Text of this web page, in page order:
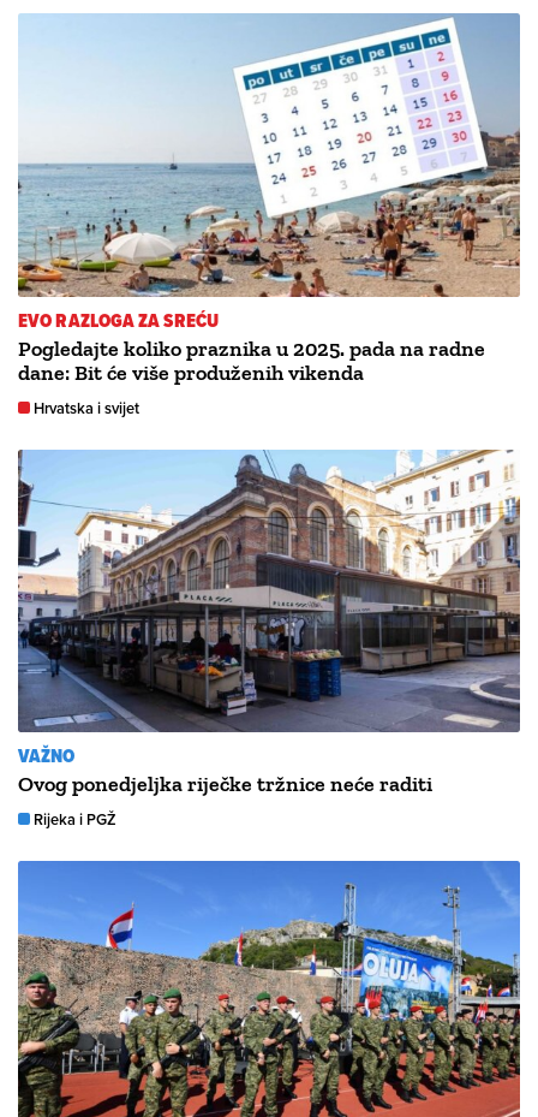
EVO RAZLOGA ZA SREĆU
Pogledajte koliko praznika u 2025. pada na radne
dane: Bit će više produženih vikenda
Hrvatska i svijet
VAŽNO
Ovog ponedjeljka riječke tržnice neće raditi
Rijeka i PGŽ